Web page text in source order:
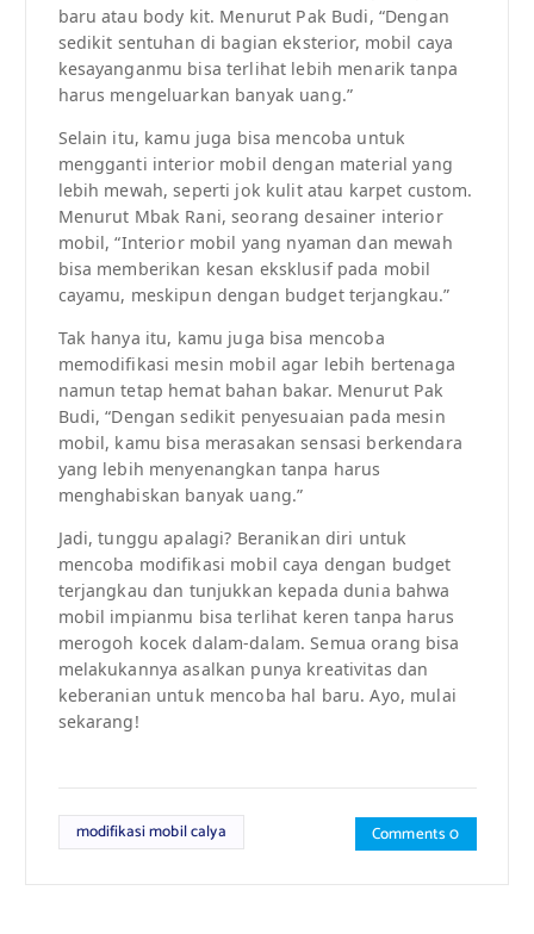
baru atau body kit. Menurut Pak Budi, “Dengan
sedikit sentuhan di bagian eksterior, mobil caya
kesayanganmu bisa terlihat lebih menarik tanpa
harus mengeluarkan banyak uang.”
Selain itu, kamu juga bisa mencoba untuk
mengganti interior mobil dengan material yang
lebih mewah, seperti jok kulit atau karpet custom.
Menurut Mbak Rani, seorang desainer interior
mobil, “Interior mobil yang nyaman dan mewah
bisa memberikan kesan eksklusif pada mobil
cayamu, meskipun dengan budget terjangkau.”
Tak hanya itu, kamu juga bisa mencoba
memodifikasi mesin mobil agar lebih bertenaga
namun tetap hemat bahan bakar. Menurut Pak
Budi, “Dengan sedikit penyesuaian pada mesin
mobil, kamu bisa merasakan sensasi berkendara
yang lebih menyenangkan tanpa harus
menghabiskan banyak uang.”
Jadi, tunggu apalagi? Beranikan diri untuk
mencoba modifikasi mobil caya dengan budget
terjangkau dan tunjukkan kepada dunia bahwa
mobil impianmu bisa terlihat keren tanpa harus
merogoh kocek dalam-dalam. Semua orang bisa
melakukannya asalkan punya kreativitas dan
keberanian untuk mencoba hal baru. Ayo, mulai
sekarang!
modifikasi mobil calya Comments 0